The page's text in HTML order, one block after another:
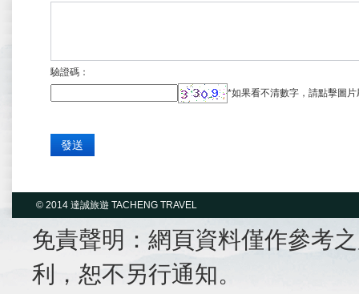
驗證碼：
*如果看不清數字，請點擊圖
© 2014 達誠旅遊 TACHENG TRAVEL
免責聲明：網頁資料僅作參考
利，恕不另行通知。